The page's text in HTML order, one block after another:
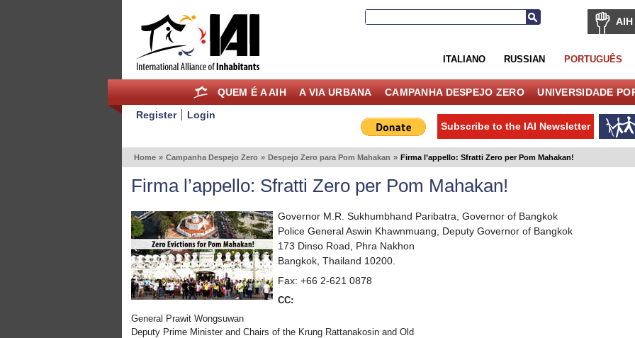
ITALIANO RUSSIAN PORTUGUÊS
QUEM É A AIH A VIA URBANA CAMPANHA DESPEJO ZERO UNIVERSIDADE
Register
Login
Subscribe to the IAI Newsletter
Home » Campanha Despejo Zero » Despejo Zero para Pom Mahakan » Firma l’appello: Sfratti Zero per Pom Mahakan!
Firma l’appello: Sfratti Zero per Pom Mahakan!
Governor M.R. Sukhumbhand Paribatra, Governor of Bangkok
Police General Aswin Khawnmuang, Deputy Governor of Bangkok
173 Dinso Road, Phra Nakhon
Bangkok, Thailand 10200.
Fax: +66 2-621 0878
CC:
General Prawit Wongsuwan
Deputy Prime Minister and Chairs of the Krung Rattanakosin and Old